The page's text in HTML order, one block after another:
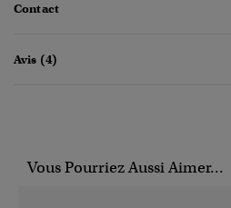
Contact
Avis (4)
Vous Pourriez Aussi Aimer...